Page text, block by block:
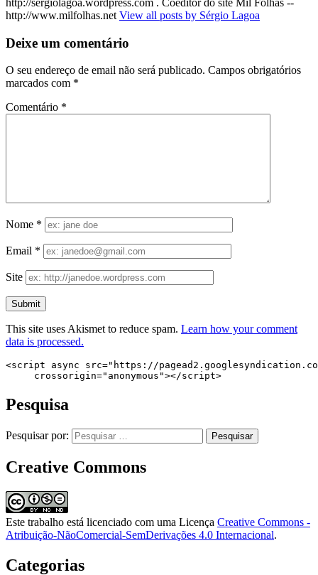
http://sergiolagoa.wordpress.com . Coeditor do site Mil Folhas --
http://www.milfolhas.net View all posts by Sérgio Lagoa
Deixe um comentário
O seu endereço de email não será publicado. Campos obrigatórios
marcados com *
Comentário *
Nome *
Email *
Site
This site uses Akismet to reduce spam. Learn how your comment
data is processed.
<script async src="https://
     crossorigin="anonymous"></script>
Pesquisa
Pesquisar por:
Creative Commons
Este trabalho está licenciado com uma Licença Creative Commons -
Atribuição-NãoComercial-SemDerivações 4.0 Internacional.
Categorias